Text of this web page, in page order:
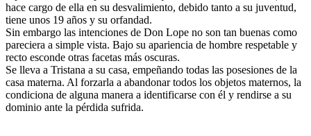
hace cargo de ella en su desvalimiento, debido tanto a su juventud,
tiene unos 19 años y su orfandad.
Sin embargo las intenciones de Don Lope no son tan buenas como
pareciera a simple vista. Bajo su apariencia de hombre respetable y
recto esconde otras facetas más oscuras.
Se lleva a Tristana a su casa, empeñando todas las posesiones de la
casa materna. Al forzarla a abandonar todos los objetos maternos, la
condiciona de alguna manera a identificarse con él y rendirse a su
dominio ante la pérdida sufrida.